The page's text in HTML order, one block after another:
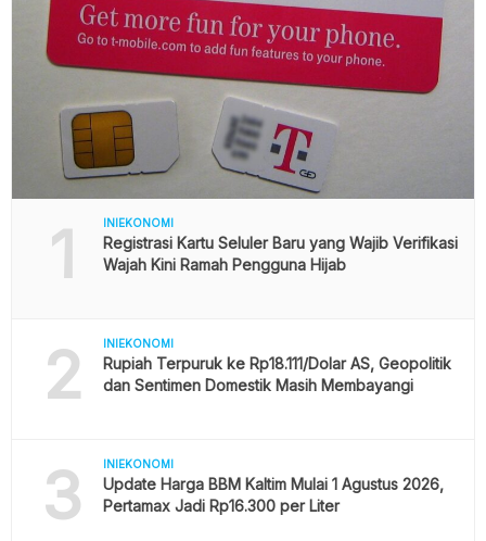
1 INIEKONOMI
Registrasi Kartu Seluler Baru yang Wajib Verifikasi
Wajah Kini Ramah Pengguna Hijab
2 INIEKONOMI
Rupiah Terpuruk ke Rp18.111/Dolar AS, Geopolitik
dan Sentimen Domestik Masih Membayangi
3 INIEKONOMI
Update Harga BBM Kaltim Mulai 1 Agustus 2026,
Pertamax Jadi Rp16.300 per Liter